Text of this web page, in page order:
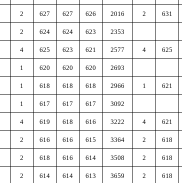
2 627 627 626 2016 2 631
2 624 624 623 2353
4 625 623 621 2577 4 625
1 620 620 620 2693
1 618 618 618 2966 1 621
1 617 617 617 3092
4 619 618 616 3222 4 621
2 616 616 615 3364 2 618
2 618 616 614 3508 2 618
2 614 614 613 3659 2 618